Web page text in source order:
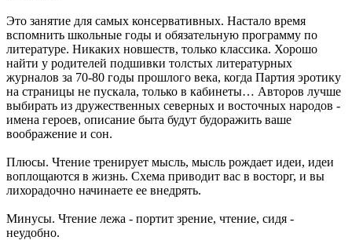
Это занятие для самых консервативных. Настало время
вспомнить школьные годы и обязательную программу по
литературе. Никаких новшеств, только классика. Хорошо
найти у родителей подшивки толстых литературных
журналов за 70-80 годы прошлого века, когда Партия эротику
на страницы не пускала, только в кабинеты… Авторов лучше
выбирать из дружественных северных и восточных народов -
имена героев, описание быта будут будоражить ваше
воображение и сон.
Плюсы. Чтение тренирует мысль, мысль рождает идеи, идеи
воплощаются в жизнь. Схема приводит вас в восторг, и вы
лихорадочно начинаете ее внедрять.
Минусы. Чтение лежа - портит зрение, чтение, сидя -
неудобно.